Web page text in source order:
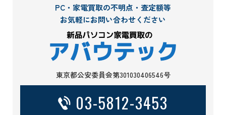
PC・家電買取の不明点・査定額等
お気軽にお問い合わせください
東京都公安委員会第301030406546号
03-5812-3453